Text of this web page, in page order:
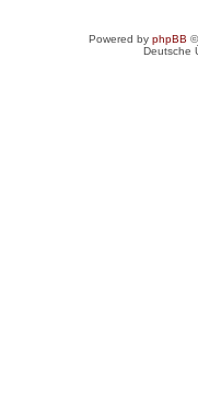
Powered by phpBB
Deutsche